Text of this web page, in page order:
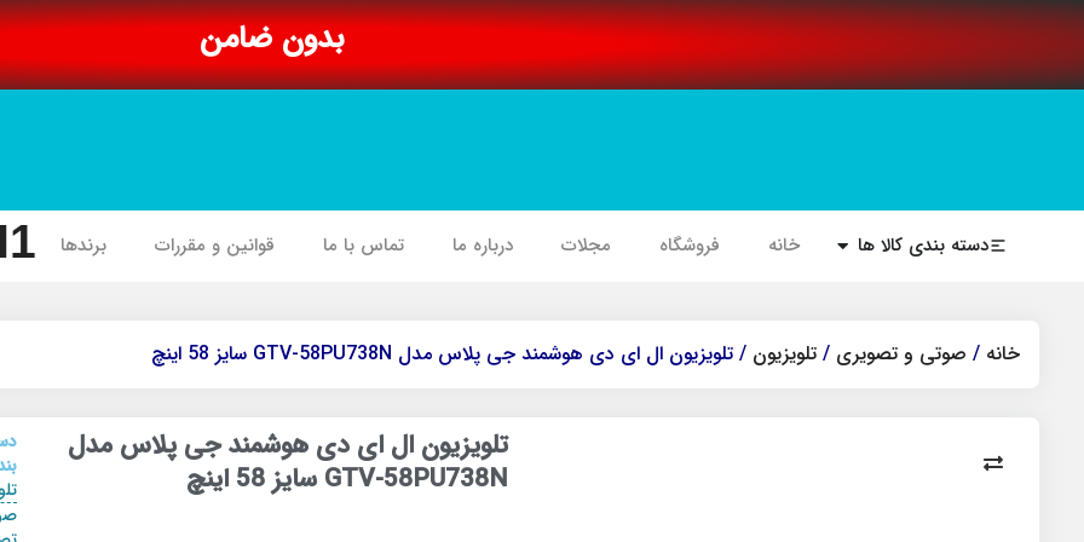
بدون ضامن
دسته بندی کالا ها خانه فروشگاه مجلات درباره ما تماس با ما قوانین و مقررات برندها
خانه / صوتی و تصویری / تلویزیون / تلویزیون ال ای دی هوشمند جی پلاس مدل GTV-58PU738N سایز 58 اینچ
تلویزیون ال ای دی هوشمند جی پلاس مدل
GTV-58PU738N سایز 58 اینچ